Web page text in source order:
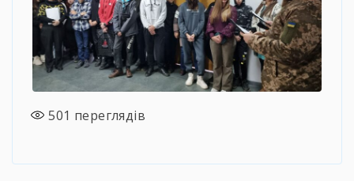
501 переглядів